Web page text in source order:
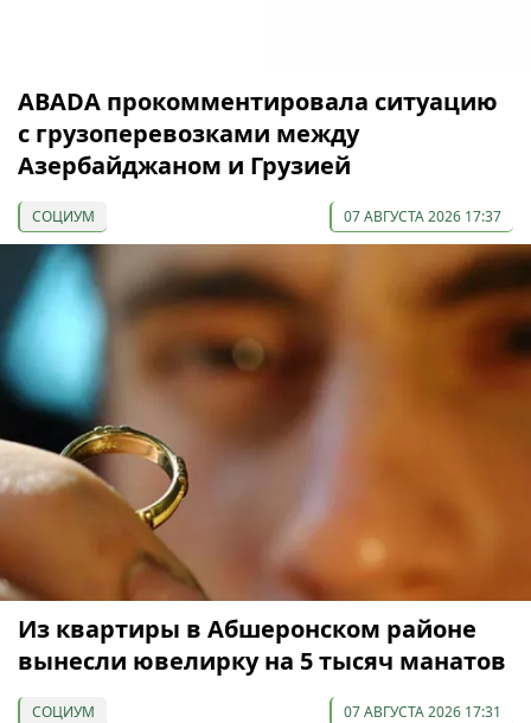
ABADA прокомментировала ситуацию
с грузоперевозками между
Азербайджаном и Грузией
СОЦИУМ 07 АВГУСТА 2026 17:37
Из квартиры в Абшеронском районе
вынесли ювелирку на 5 тысяч манатов
СОЦИУМ 07 АВГУСТА 2026 17:31